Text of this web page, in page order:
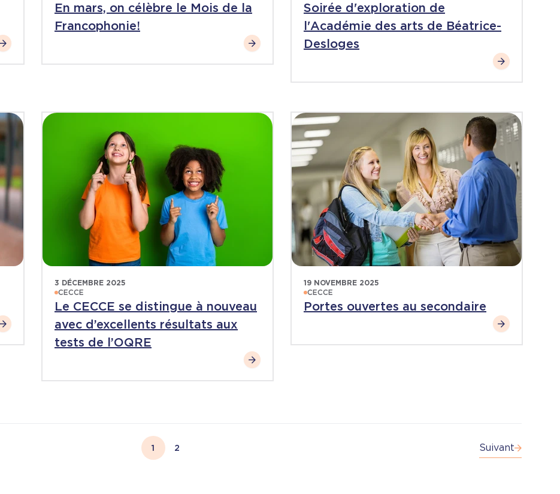
En mars, on célèbre le Mois de la
Francophonie!
Soirée d'exploration de
l'Académie des arts de Béatrice-
Desloges
3 DÉCEMBRE 2025
CECCE
Le CECCE se distingue à nouveau
avec d’excellents résultats aux
tests de l’OQRE
19 NOVEMBRE 2025
CECCE
Portes ouvertes au secondaire
Page courante
1 Page
2 Suivant